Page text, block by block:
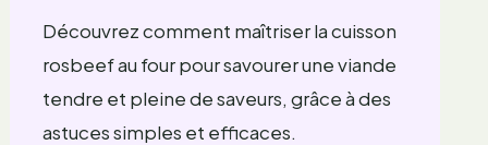
Découvrez comment maîtriser la cuisson
rosbeef au four pour savourer une viande
tendre et pleine de saveurs, grâce à des
astuces simples et efficaces.